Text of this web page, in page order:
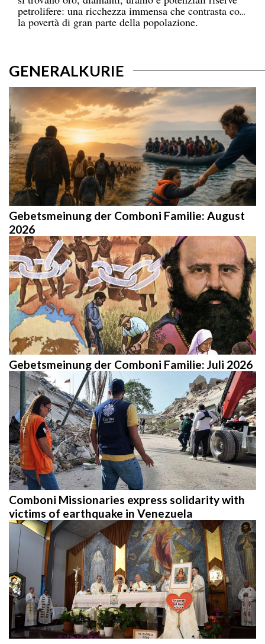
petrolifere: una ricchezza immensa che contrasta con
la povertà di gran parte della popolazione.
GENERALKURIE
Gebetsmeinung der Comboni Familie: August
2026
Gebetsmeinung der Comboni Familie: Juli 2026
Comboni Missionaries express solidarity with
victims of earthquake in Venezuela